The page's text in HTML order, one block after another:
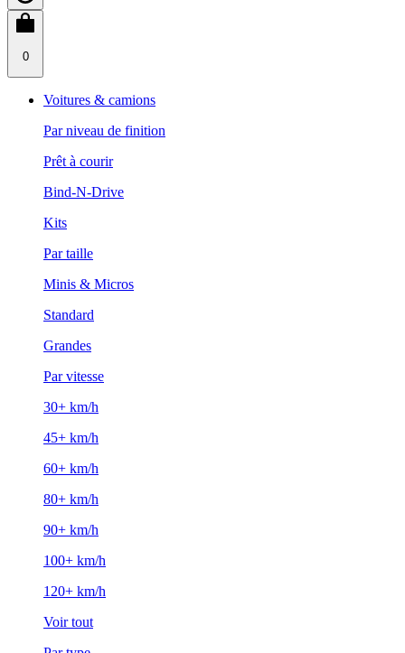
0
Voitures & camions
Par niveau de finition
Prêt à courir
Bind-N-Drive
Kits
Par taille
Minis & Micros
Standard
Grandes
Par vitesse
30+ km/h
45+ km/h
60+ km/h
80+ km/h
90+ km/h
100+ km/h
120+ km/h
Voir tout